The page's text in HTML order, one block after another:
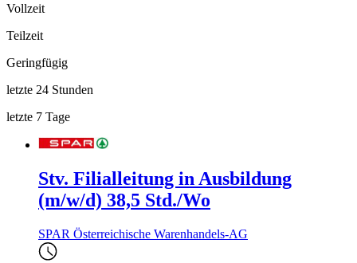
Vollzeit
Teilzeit
Geringfügig
letzte 24 Stunden
letzte 7 Tage
Stv. Filialleitung in Ausbildung
(m/w/d) 38,5 Std./Wo
SPAR Österreichische Warenhandels-AG